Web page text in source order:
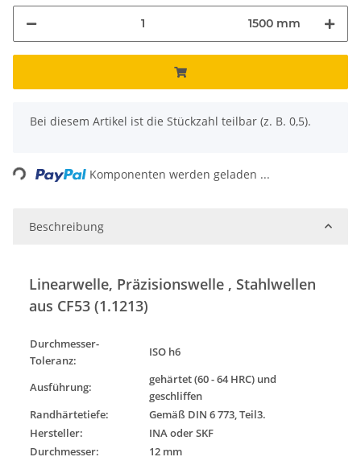
1500 mm
x
Bei diesem Artikel ist die Stückzahl teilbar (z. B. 0,5).
Loading... Komponenten werden geladen ...
Beschreibung
Linearwelle, Präzisionswelle , Stahlwellen
aus CF53 (1.1213)
Durchmesser-
Toleranz:
ISO h6
Ausführung:
gehärtet (60 - 64 HRC) und
geschliffen
Randhärtetiefe:
Gemäß DIN 6 773, Teil3.
Hersteller:
INA oder SKF
Durchmesser:
12 mm